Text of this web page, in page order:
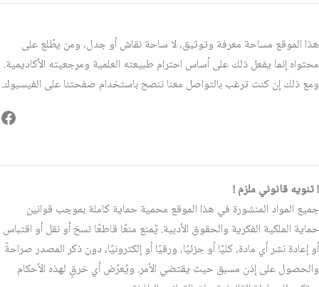
هذا الموقع مساحة معرفة وتوثيق، لا ساحة نقاش أو جدل، ومن يطّلع على
محتواه إنما يفعل ذلك على أساس احترام طبيعته العلمية ومرجعيته الأكاديمية.
ومع ذلك إن كنت ترغب بالتواصل معنا ننصح باستخدام صفحتنا على الفيسبوك.
! تنويه قانوني ملزم !
جميع المواد المنشورة في هذا الموقع محمية حماية كاملة بموجب قوانين
حماية الملكية الفكرية والحقوق الأدبية. يُمنع منعًا قاطعًا نسخ أو نقل أو اقتباس
أو إعادة نشر أي مادة، كليًا أو جزئيًا، ورقيًا أو إلكترونيًا، دون ذكر المصدر صراحةً
والحصول على إذن مسبق حيث يقتضي الأمر. ويُعرّض أي خرقٍ لهذه الأحكام